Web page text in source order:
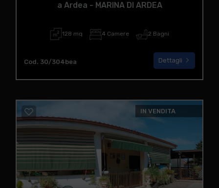
a Ardea - MARINA DI ARDEA
128 mq 4 Camere 2 Bagni
Cod. 30/304bea Dettagli
IN VENDITA